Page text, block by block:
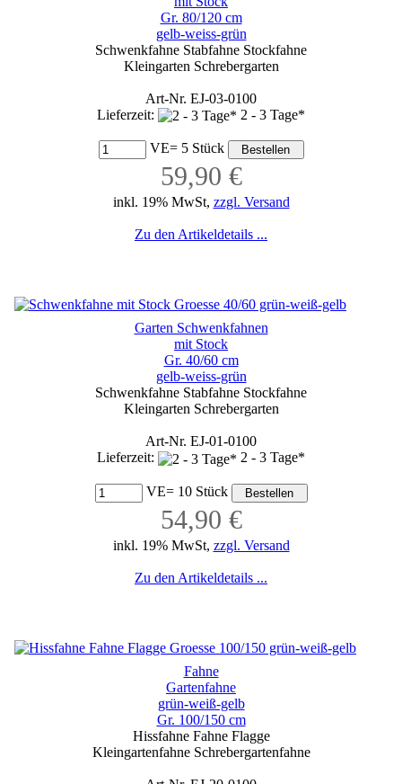
Gr. 80/120 cm
gelb-weiss-grün
Schwenkfahne Stabfahne Stockfahne
Kleingarten Schrebergarten
Art-Nr. EJ-03-0100
Lieferzeit:
2 - 3 Tage*
VE= 5 Stück
59,90 €
inkl. 19% MwSt, zzgl. Versand
Zu den Artikeldetails ...
Garten Schwenkfahnen
mit Stock
Gr. 40/60 cm
gelb-weiss-grün
Schwenkfahne Stabfahne Stockfahne
Kleingarten Schrebergarten
Art-Nr. EJ-01-0100
Lieferzeit:
2 - 3 Tage*
VE= 10 Stück
54,90 €
inkl. 19% MwSt, zzgl. Versand
Zu den Artikeldetails ...
Fahne
Gartenfahne
grün-weiß-gelb
Gr. 100/150 cm
Hissfahne Fahne Flagge
Kleingartenfahne Schrebergartenfahne